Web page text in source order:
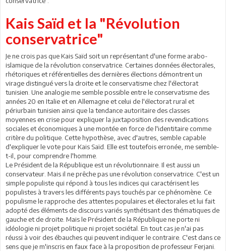
Kais Saïd et la "Révolution
conservatrice"
Je ne crois pas que Kais Saïd soit un représentant d'une forme arabo-
islamique de la révolution conservatrice. Certaines données électorales,
rhétoriques et référentielles des dernières élections démontrent un
virage distingué vers la droite et le conservatisme chez l'électorat
tunisien. Une analogie me semble possible entre le conservatisme des
années 20 en Italie et en Allemagne et celui de l'électorat rural et
périurbain tunisien ainsi que la tendance autoritaire des classes
moyennes en crise pour expliquer la juxtaposition des revendications
sociales et économiques à une montée en force de l'identitaire comme
critère du politique. Cette hypothèse, avec d'autres, semble capable
d'expliquer le vote pour Kais Saïd. Elle est toutefois erronée, me semble-
t-il, pour comprendre l'homme.
Le Président de la République est un révolutionnaire. Il est aussi un
conservateur. Mais il ne prêche pas une révolution conservatrice. C'est un
simple populiste qui répond à tous les indices qui caractérisent les
populistes à travers les différents pays touchés par ce phénomène. Ce
populisme le rapproche des attentes populaires et électorales et lui fait
adopté des éléments de discours variés synthétisant des thématiques de
gauche et de droite. Mais le Président de la République ne porte ni
idéologie ni projet politique ni projet sociétal. En tout cas je n'ai pas
réussi à voir des ébauches qui peuvent indiquer le contraire. C'est dans ce
sens que je m'inscris en faux face à la proposition de professeur Ferjani.